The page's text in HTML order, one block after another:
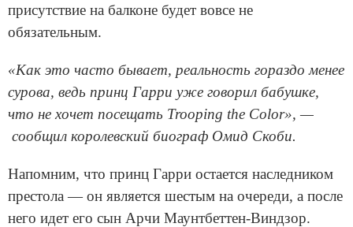
присутствие на балконе будет вовсе не
обязательным.
«Как это часто бывает, реальность гораздо менее
сурова, ведь принц Гарри уже говорил бабушке,
что не хочет посещать Trooping the Color», —
сообщил королевский биограф Омид Скоби.
Напомним, что принц Гарри остается наследником
престола — он является шестым на очереди, а после
него идет его сын Арчи Маунтбеттен-Виндзор.